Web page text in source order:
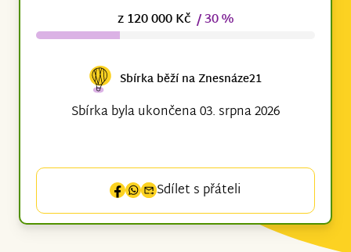
z 120 000 Kč / 30 %
Sbírka běží na Znesnáze21
Sbírka byla ukončena 03. srpna 2026
Sdílet s přáteli